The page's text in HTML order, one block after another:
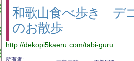
和歌山食べ歩き デ
のお散歩
http://dekopi5kaeru.com/tabi-guru
所有者